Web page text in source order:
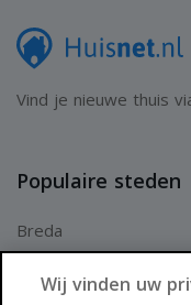
Vind je nieuwe thuis
Populaire steden
Breda
Wij vinden uw